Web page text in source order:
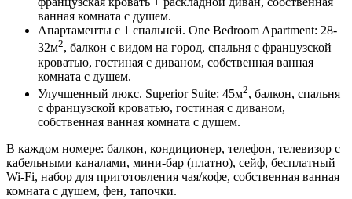
ванная комната с душем.
Апартаменты с 1 спальней. One Bedroom Apartment: 28-
32м2, балкон с видом на город, спальня с французской
кроватью, гостиная с диваном, собственная ванная
комната с душем.
Улучшенный люкс. Superior Suite: 45м2, балкон, спальня
с французской кроватью, гостиная с диваном,
собственная ванная комната с душем.
В каждом номере: балкон, кондиционер, телефон, телевизор с
кабельными каналами, мини-бар (платно), сейф, бесплатный
Wi-Fi, набор для приготовления чая/кофе, собственная ванная
комната с душем, фен, тапочки.